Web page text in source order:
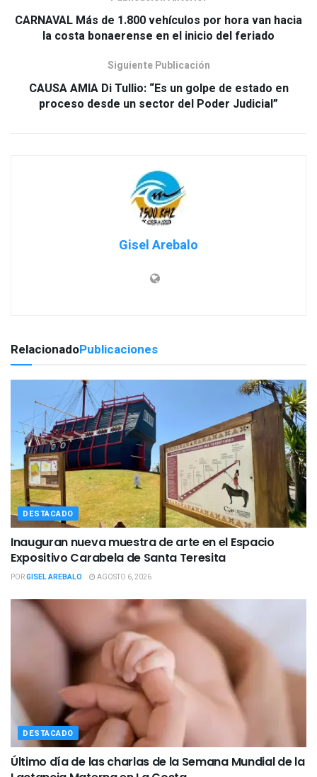
CARNAVAL Más de 1.800 vehículos por hora van hacia
la costa bonaerense en el inicio del feriado
Siguiente Publicación
CAUSA AMIA Di Tullio: “Es un golpe de estado en
proceso desde un sector del Poder Judicial”
Gisel Arebalo
RelacionadoPublicaciones
DESTACADO
Inauguran nueva muestra de arte en el Espacio
Expositivo Carabela de Santa Teresita
PORGISEL AREBALO AGOSTO 6, 2026
DESTACADO
Último día de las charlas de la Semana Mundial de la